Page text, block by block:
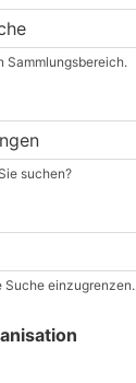
Sammlungsbereich.
suchen?
Suche einzugrenzen.